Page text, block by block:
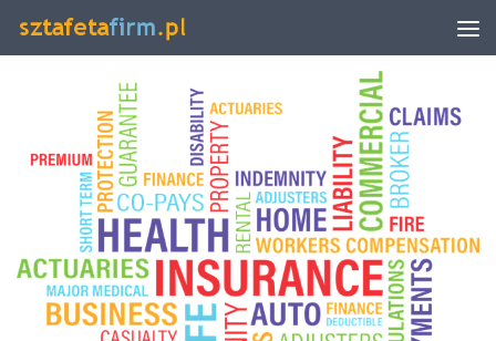
TAGGED:SPADEK